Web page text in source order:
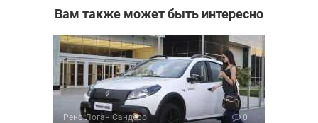
Вам также может быть интересно
Рено Логан Сандеро 0